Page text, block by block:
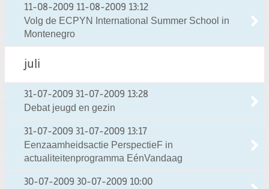
11-08-2009 11-08-2009 13:12
Volg de ECPYN International Summer School in
Montenegro
juli
31-07-2009 31-07-2009 13:28
Debat jeugd en gezin
31-07-2009 31-07-2009 13:17
Eenzaamheidsactie PerspectieF in
actualiteitenprogramma EénVandaag
30-07-2009 30-07-2009 10:00